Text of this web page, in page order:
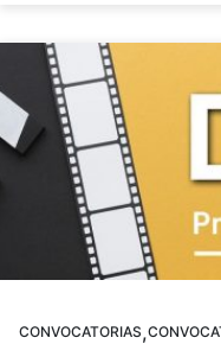
CONVOCATORIAS,